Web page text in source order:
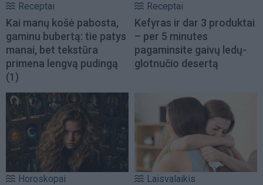
Receptai
Kai manų košė pabosta,
gaminu bubertą: tie patys
manai, bet tekstūra
primena lengvą pudingą
(1)
Receptai
Kefyras ir dar 3 produktai
– per 5 minutes
pagaminsite gaivų ledų-
glotnučio desertą
Horoskopai Laisvalaikis